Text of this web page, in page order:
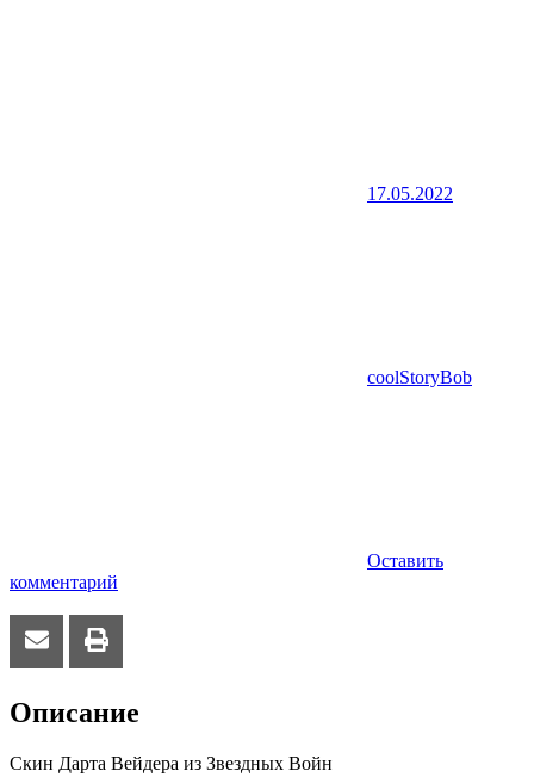
17.05.2022
coolStoryBob
Оставить
комментарий
Описание
Скин Дарта Вейдера из Звездных Войн